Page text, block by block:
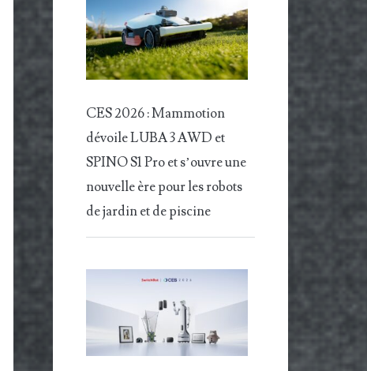
CES 2026 : Mammotion
dévoile LUBA 3 AWD et
SPINO S1 Pro et s’ouvre une
nouvelle ère pour les robots
de jardin et de piscine